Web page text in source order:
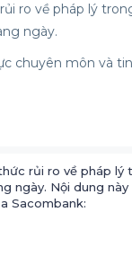
ro về pháp lý
ngày.
chuyên môn và
rủi ro về pháp lý
ngày. Nội dung
Sacombank: